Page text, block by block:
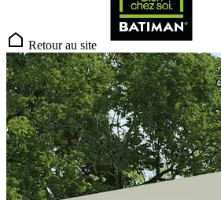
Retour au site